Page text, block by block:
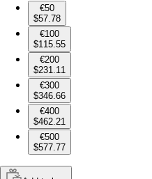
€50
$57.78
€100
$115.55
€200
$231.11
€300
$346.66
€400
$462.21
€500
$577.77